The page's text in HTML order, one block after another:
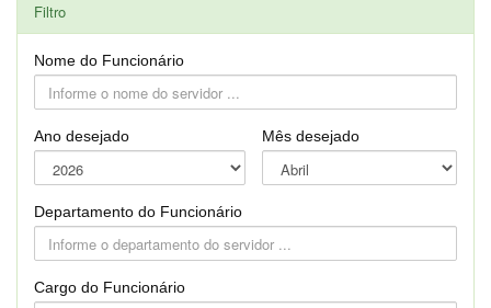
Filtro
Nome do Funcionário
Ano desejado Mês desejado
Departamento do Funcionário
Cargo do Funcionário